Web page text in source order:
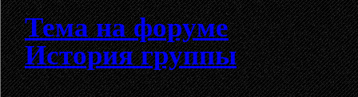
Тема на форуме
История группы